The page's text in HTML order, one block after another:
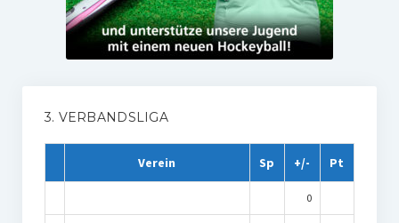
3. VERBANDSLIGA
Verein Sp +/- Pt
0